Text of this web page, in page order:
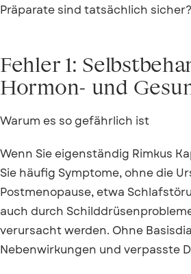
Präparate sind tatsächlich sicher?
Fehler 1:
Hormon- und
Warum es so gefährlich ist
Wenn Sie eigenständig Rimkus
Sie häufig Symptome, ohne die
Postmenopause, etwa
auch durch
verursacht werden. Ohne
Nebenwirkungen und verpasste